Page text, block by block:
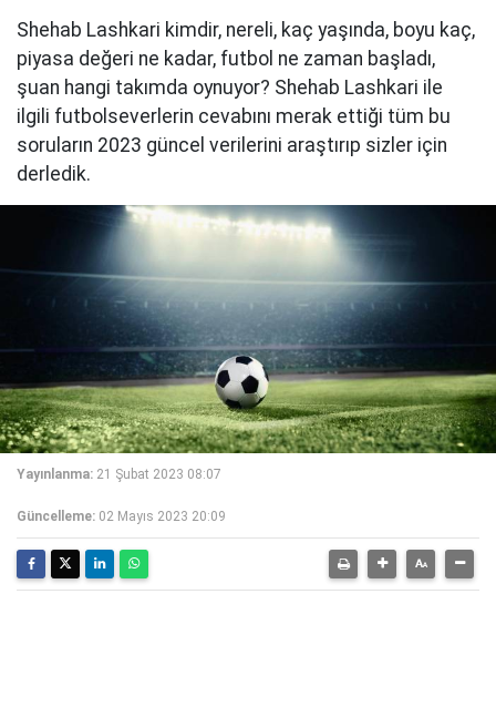
Shehab Lashkari kimdir, nereli, kaç yaşında, boyu kaç,
piyasa değeri ne kadar, futbol ne zaman başladı,
şuan hangi takımda oynuyor? Shehab Lashkari ile
ilgili futbolseverlerin cevabını merak ettiği tüm bu
soruların 2023 güncel verilerini araştırıp sizler için
derledik.
Yayınlanma: 21 Şubat 2023 08:07
Güncelleme: 02 Mayıs 2023 20:09